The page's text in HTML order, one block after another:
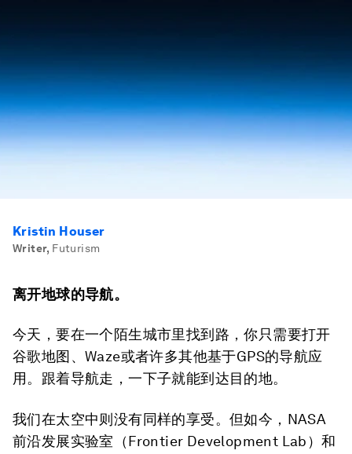
Kristin Houser
Writer, Futurism
离开地球的导航。
今天，要在一个陌生城市里找到路，你只需要打开
谷歌地图、Waze或者许多其他基于GPS的导航应
用。跟着导航走，一下子就能到达目的地。
我们在太空中则没有同样的享受。但如今，NASA
前沿发展实验室（Frontier Development Lab）和